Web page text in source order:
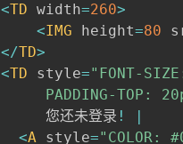
<TD width=260>
<IMG height=80
</TD>
<TD style="FONT-
PADDING-
    	 您还未登录
!
|
<A style="COLOR: